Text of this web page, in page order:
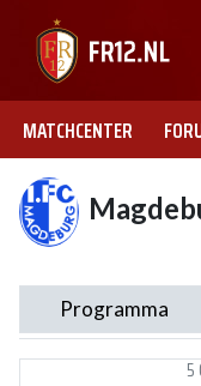
MATCHCENTER
Programma
5